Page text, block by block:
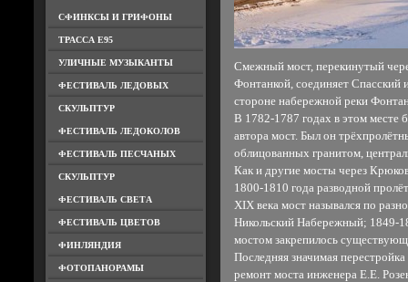
СФИНКСЫ И ГРИФОНЫ
ТРАССА Е95
УЛИЧНЫЕ МУЗЫКАНТЫ
ФЕСТИВАЛЬ ЛЕДОВЫХ
СКУЛЬПТУР
ФЕСТИВАЛЬ ЛЕДОКОЛОВ
ФЕСТИВАЛЬ ПЕСЧАНЫХ
СКУЛЬПТУР
ФЕСТИВАЛЬ СВЕТА
ФЕСТИВАЛЬ ЦВЕТОВ
ФИНЛЯНДИЯ
ФОТОПАНОРАМЫ
Смежный мост, перекинутый
Фонтанкой, соединяет Спасский
стороне набережной реки
В 1782-1787 годах в этом месте
автора мост. Был он
облицованных гранитом,
Как и другие мосты через
1800-1810 года разводной
XIX века мост назывался по
Никольский Набережный; 1849-
мостом закрепилось
Последняя значимая
ремонт моста инженера Е.Е.